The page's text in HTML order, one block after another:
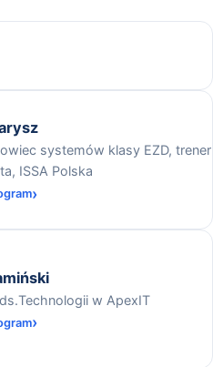
systemów klasy EZD, trener
ISSA Polska
w ApexIT